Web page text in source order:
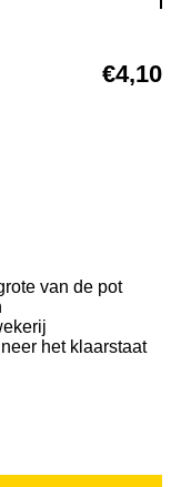
€4,10
van de pot
het klaarstaat